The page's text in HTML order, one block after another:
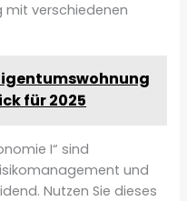
mit verschiedenen
für 2025
I“ sind
und
Nutzen Sie dieses